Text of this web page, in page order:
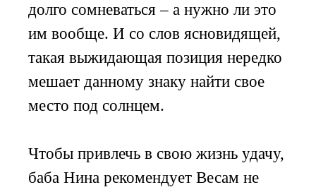
долго сомневаться – а нужно ли это
им вообще. И со слов ясновидящей,
такая выжидающая позиция нередко
мешает данному знаку найти свое
место под солнцем.
Чтобы привлечь в свою жизнь удачу,
баба Нина рекомендует Весам не